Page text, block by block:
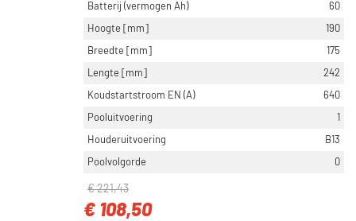
Batterij (vermogen Ah)
60
Hoogte [mm]
190
Breedte [mm]
175
Lengte [mm]
242
Koudstartstroom EN (A)
640
Pooluitvoering
1
Houderuitvoering
B13
Poolvolgorde
0
€ 221,43
€ 108,50